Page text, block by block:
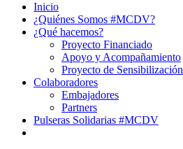
Inicio
¿Quiénes Somos #MCDV?
¿Qué hacemos?
Proyecto Financiado
Apoyo y Acompañamiento
Proyecto de Sensibilización
Colaboradores
Embajadores
Partners
Pulseras Solidarias #MCDV